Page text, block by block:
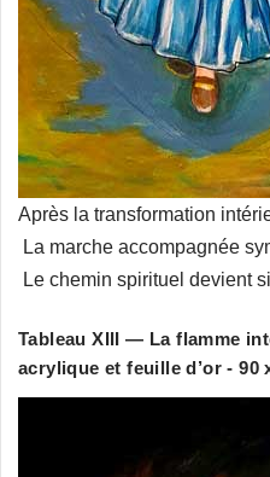
Après la transformation
La marche accompagnée
Le chemin spirituel devient
Tableau XIII — La flamme
acrylique et feuille d’or - 90